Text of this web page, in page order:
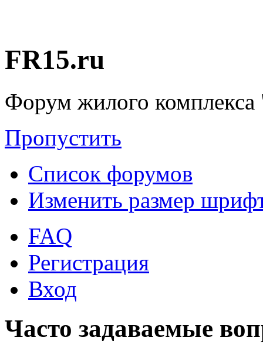
FR15.ru
Форум жилого
Пропустить
Список форумов
Изменить размер
FAQ
Регистрация
Вход
Часто задаваемые